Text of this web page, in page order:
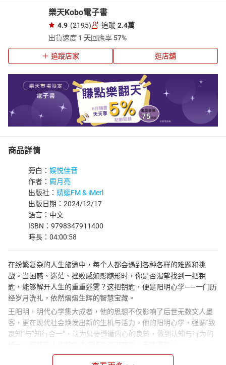
樂天Kobo電子書
4.9 (2195) 追蹤 2.4萬
出貨速度 1 天回應率57%
追蹤店家 逛店舖
商品詳情
旁白： 娱悦佳音
作者： 周月亮
出版社： 蜻蜓FM & iMerl
出版日期：2024/12/17
語言：中文
ISBN：9798347911400
時長：04:00:58
在纷繁复杂的人生旅途中，每个人都会遇到各种各样的难题和挑
战。当困惑、迷茫、挫败感如影随形时，你是否渴望找到一把钥
匙，能够解开人生的重重迷雾？这把钥匙，便是阳明心学——一门历
经岁月洗礼，依然熠熠生辉的智慧宝藏。
王阳明，明代心学集大成者，他的思想不仅影响了后世无数文人墨
客，更在现代社会焕发出新的生机与活力。他的阳明心学，强调“致
良知”与“知行合一”，认为只要遵循内心的良知，做到认知与行为的
无论你是初入职场的菜鸟，还是久经沙场的老将；无论你是在人际